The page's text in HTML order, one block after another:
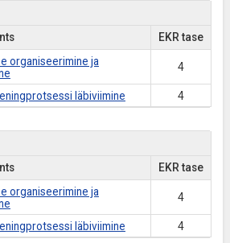
EKR tase
organiseerimine ja
4
läbiviimine 4
EKR tase
organiseerimine ja
4
läbiviimine 4